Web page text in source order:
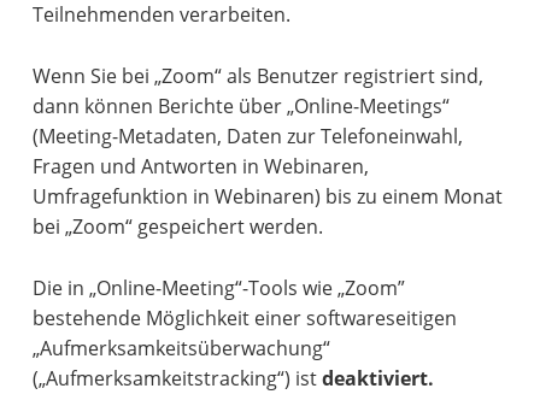
Teilnehmenden verarbeiten.
Wenn Sie bei „Zoom“ als Benutzer registriert sind,
dann können Berichte über „Online-Meetings“
(Meeting-Metadaten, Daten zur Telefoneinwahl,
Fragen und Antworten in Webinaren,
Umfragefunktion in Webinaren) bis zu einem Monat
bei „Zoom“ gespeichert werden.
Die in „Online-Meeting“-Tools wie „Zoom”
bestehende Möglichkeit einer softwareseitigen
„Aufmerksamkeitsüberwachung“
(„Aufmerksamkeitstracking“) istdeaktiviert.